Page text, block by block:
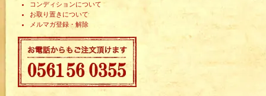
コンディションについて
お取り置きについて
メルマガ登録・解除